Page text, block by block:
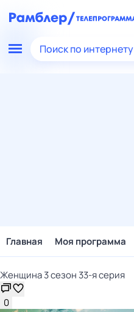
Поиск по интернету
Главная Моя программа
Женщина 3 сезон 33-я серия
0